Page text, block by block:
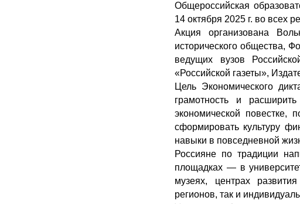
Общероссийская
14 октября 2025 г. во всех
Акция организована
исторического общества,
ведущих вузов
«Российской газеты»,
Цель Экономического
грамотность и
экономической повестке,
сформировать культуру
навыки в повседневной
Россияне по традиции
площадках — в
музеях, центрах
регионов, так и